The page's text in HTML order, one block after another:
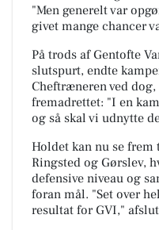
"Men generelt var
givet mange chancer
På trods af Gentofte
slutspurt, endte
Cheftræneren ved
fremadrettet: "I en
og så skal vi udnytte
Holdet kan nu se
Ringsted og Gørslev,
defensive niveau og
foran mål. "Set over
resultat for GVI,"